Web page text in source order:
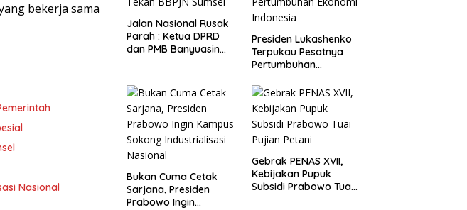
bekerja sama
Nasional
Jalan Nasional Rusak
Parah : Ketua DPRD
dan PMB Banyuasin
Presiden Lukashenko
Terpukau Pesatnya
Pertumbuhan
Bukan Cuma Cetak
Sarjana, Presiden
Prabowo Ingin
Gebrak PENAS XVII,
Kebijakan Pupuk
Subsidi Prabowo Tuai